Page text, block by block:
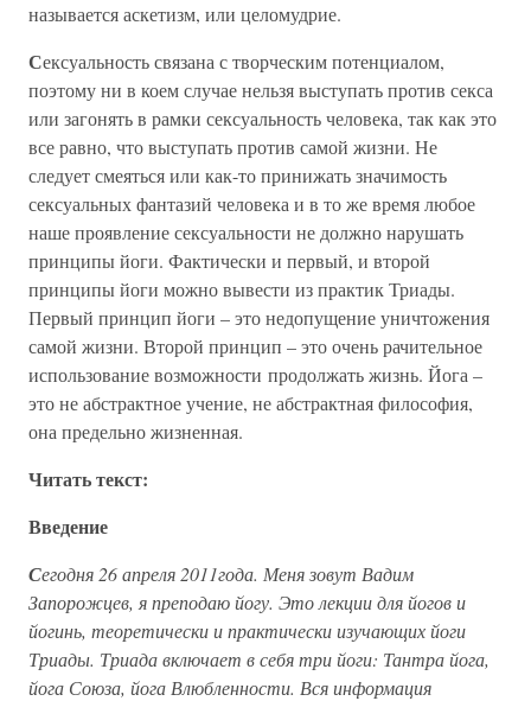
называется аскетизм, или целомудрие.
Сексуальность связана с творческим потенциалом,
поэтому ни в коем случае нельзя выступать против секса
или загонять в рамки сексуальность человека, так как это
все равно, что выступать против самой жизни. Не
следует смеяться или как-то принижать значимость
сексуальных фантазий человека и в то же время любое
наше проявление сексуальности не должно нарушать
принципы йоги. Фактически и первый, и второй
принципы йоги можно вывести из практик Триады.
Первый принцип йоги – это недопущение уничтожения
самой жизни. Второй принцип – это очень рачительное
использование возможности продолжать жизнь. Йога –
это не абстрактное учение, не абстрактная философия,
она предельно жизненная.
Читать текст:
Введение
Сегодня 26 апреля 2011года. Меня зовут Вадим
Запорожцев, я преподаю йогу. Это лекции для йогов и
йогинь, теоретически и практически изучающих йоги
Триады. Триада включает в себя три йоги: Тантра йога,
йога Союза, йога Влюбленности. Вся информация